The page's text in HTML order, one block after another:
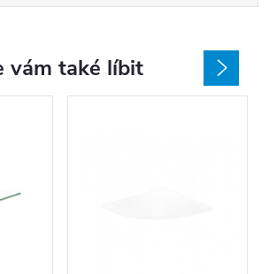
vám také líbit